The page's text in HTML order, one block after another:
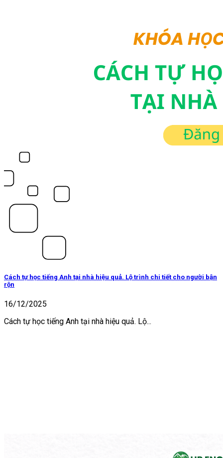
Cách tự học tiếng Anh tại nhà hiệu quả. Lộ trình chi tiết cho người bận
rộn
16/12/2025
Cách tự học tiếng Anh tại nhà hiệu quả. Lộ...